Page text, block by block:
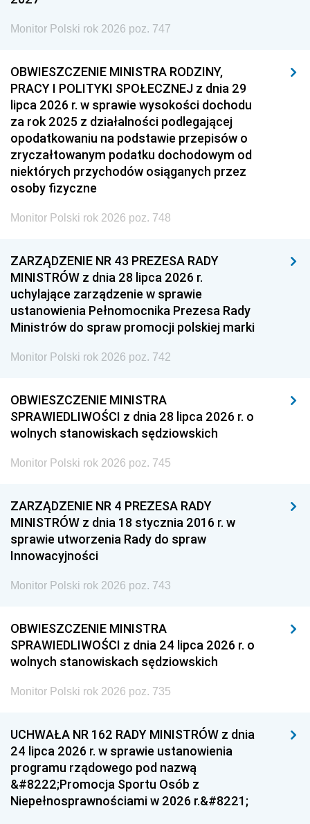
Monitor Polski rok 2026 poz. 747
OBWIESZCZENIE MINISTRA RODZINY,
PRACY I POLITYKI SPOŁECZNEJ z dnia 29
lipca 2026 r. w sprawie wysokości dochodu
za rok 2025 z działalności podlegającej
opodatkowaniu na podstawie przepisów o
zryczałtowanym podatku dochodowym od
niektórych przychodów osiąganych przez
osoby fizyczne
Monitor Polski rok 2026 poz. 748
ZARZĄDZENIE NR 43 PREZESA RADY
MINISTRÓW z dnia 28 lipca 2026 r.
uchylające zarządzenie w sprawie
ustanowienia Pełnomocnika Prezesa Rady
Ministrów do spraw promocji polskiej marki
Monitor Polski rok 2026 poz. 742
OBWIESZCZENIE MINISTRA
SPRAWIEDLIWOŚCI z dnia 28 lipca 2026 r. o
wolnych stanowiskach sędziowskich
Monitor Polski rok 2026 poz. 745
ZARZĄDZENIE NR 4 PREZESA RADY
MINISTRÓW z dnia 18 stycznia 2016 r. w
sprawie utworzenia Rady do spraw
Innowacyjności
Monitor Polski rok 2026 poz. 743
OBWIESZCZENIE MINISTRA
SPRAWIEDLIWOŚCI z dnia 24 lipca 2026 r. o
wolnych stanowiskach sędziowskich
Monitor Polski rok 2026 poz. 735
UCHWAŁA NR 162 RADY MINISTRÓW z dnia
24 lipca 2026 r. w sprawie ustanowienia
programu rządowego pod nazwą
&#8222;Promocja Sportu Osób z
Niepełnosprawnościami w 2026 r.&#8221;